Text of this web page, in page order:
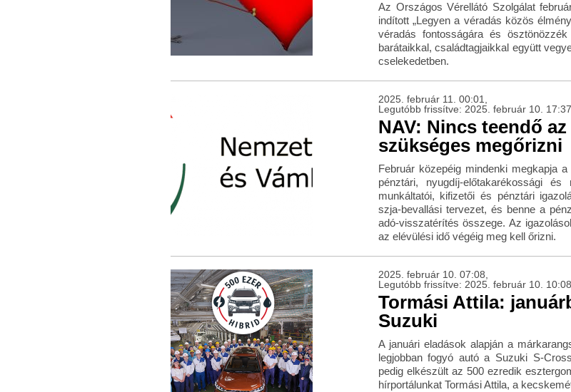
Az Országos Vérellátó Szolgálat
indított „Legyen a véradás közös
véradás fontosságára és
barátaikkal, családtagjaikkal együtt
cselekedetben.
2025. február 11. 00:01,
Legutóbb frissítve: 2025. február 10. 17:37
NAV: Nincs teendő
szükséges megőrizni
Február közepéig mindenki megkapja
pénztári, nyugdíj-előtakarékossági
munkáltatói, kifizetői és pénztári
szja-bevallási tervezet, és benne a
adó-visszatérítés összege. Az
az elévülési idő végéig meg kell őrizni.
2025. február 10. 07:08,
Legutóbb frissítve: 2025. február 10. 10:08
Tormási Attila:
Suzuki
A januári eladások alapján a
legjobban fogyó autó a Suzuki S-
pedig elkészült az 500 ezredik
hírportálunkat Tormási Attila, a